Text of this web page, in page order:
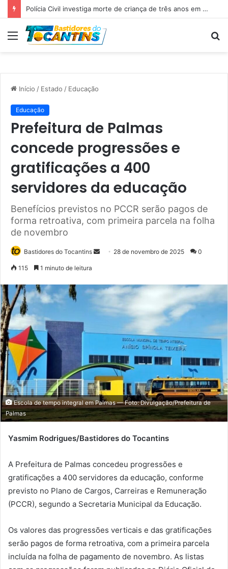
Polícia Civil investiga morte de criança de três anos em Palmas; pai é suspeito de agressão
Menu
Início / Estado / Educação
Educação
Prefeitura de Palmas
concede progressões e
gratificações a 400
servidores da educação
Benefícios previstos no PCCR serão pagos de
forma retroativa, com primeira parcela na folha
de novembro
Bastidores do Tocantins
d
u
m
a
i
l
28 de novembro de 2025 0
115 1 minuto de leitura
Escola de tempo integral em Palmas — Foto: Divulgação/Prefeitura de
Palmas
Yasmim Rodrigues/Bastidores do Tocantins
A Prefeitura de Palmas concedeu progressões e
gratificações a 400 servidores da educação, conforme
previsto no Plano de Cargos, Carreiras e Remuneração
(PCCR), segundo a Secretaria Municipal da Educação.
Os valores das progressões verticais e das gratificações
serão pagos de forma retroativa, com a primeira parcela
incluída na folha de pagamento de novembro. As listas